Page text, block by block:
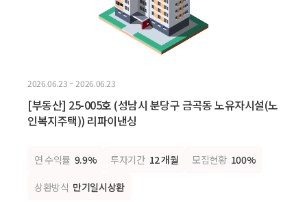
2026.06.23 ~ 2026.06.23
[부동산] 25-005호 (성남시 분당구 금곡동 노유자시설(노
인복지주택)) 리파이낸싱
연 수익률 9.9% 투자기간 12 개월 모집현황 100%
상환방식 만기일시상환